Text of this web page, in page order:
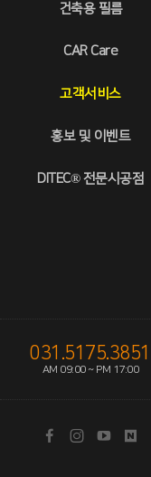
건축용 필름
CAR Care
고객서비스
홍보 및 이벤트
DITEC® 전문시공점
031.5175.3851
AM 09:00 ~ PM 17:00